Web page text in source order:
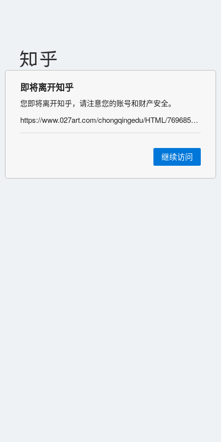
即将离开知乎
您即将离开知乎，请注意您的账号和财产安全。
https://www.027art.com/chongqingedu/HTML/7696852.html
继续访问